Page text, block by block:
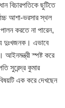
বিচারপতিকে ছুটিতে
আশা-ভরসার স্থল
করতে না পারেন,
দুঃখজনক। এভাবে
আইনমন্ত্রী স্পষ্ট করে
সুরেন্দ্র কুমার
এক করে দেখছেন